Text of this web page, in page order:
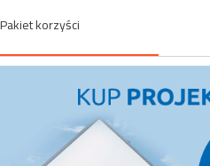
Pakiet korzyści